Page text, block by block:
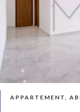
APPARTEMENT,